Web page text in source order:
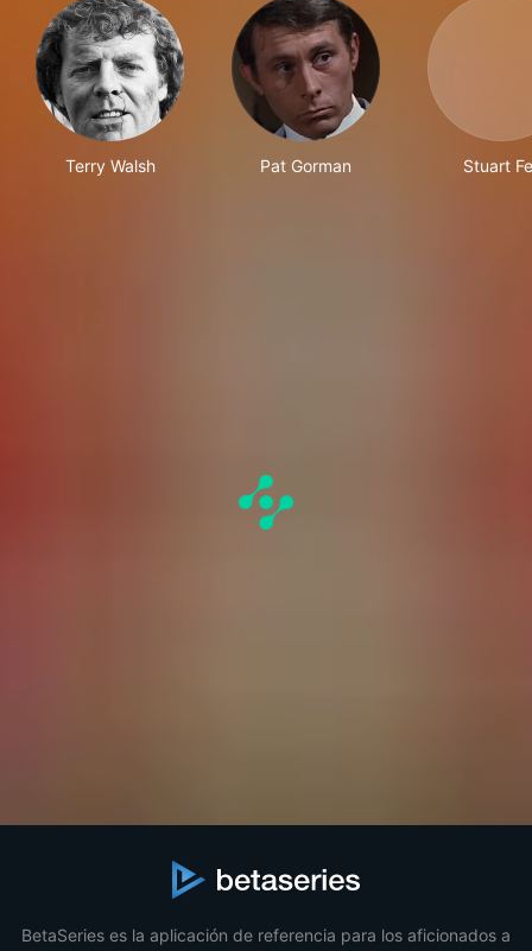
Terry Walsh Pat Gorman Stuart
BetaSeries es la aplicación de referencia para los aficionados a